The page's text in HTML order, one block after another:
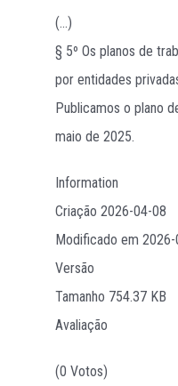
(...)
§ 5º Os planos de
por entidades
Publicamos o plano
maio de 2025.
Information
Criação 2026-04-08
Modificado em
Versão
Tamanho 754.37 KB
Avaliação
(0 Votos)